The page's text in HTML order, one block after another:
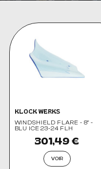
KLOCK WERKS
WINDSHIELD FLARE - 8" -
BLU ICE 23-24 FLH
301,49 €
VOIR